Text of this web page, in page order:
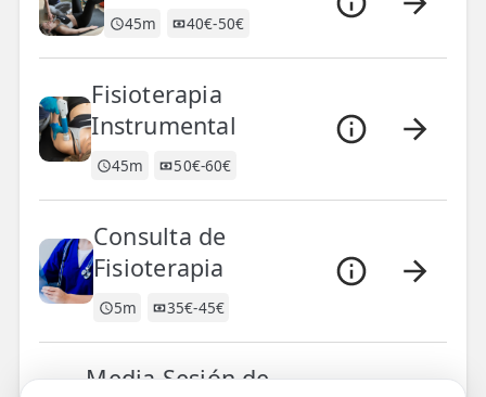
45m 40€-50€
Fisioterapia
Instrumental
45m 50€-60€
Consulta de
Fisioterapia
5m 35€-45€
Media Sesión de